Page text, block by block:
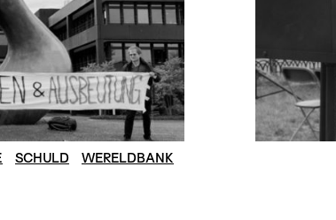
SCHULD WERELDBANK